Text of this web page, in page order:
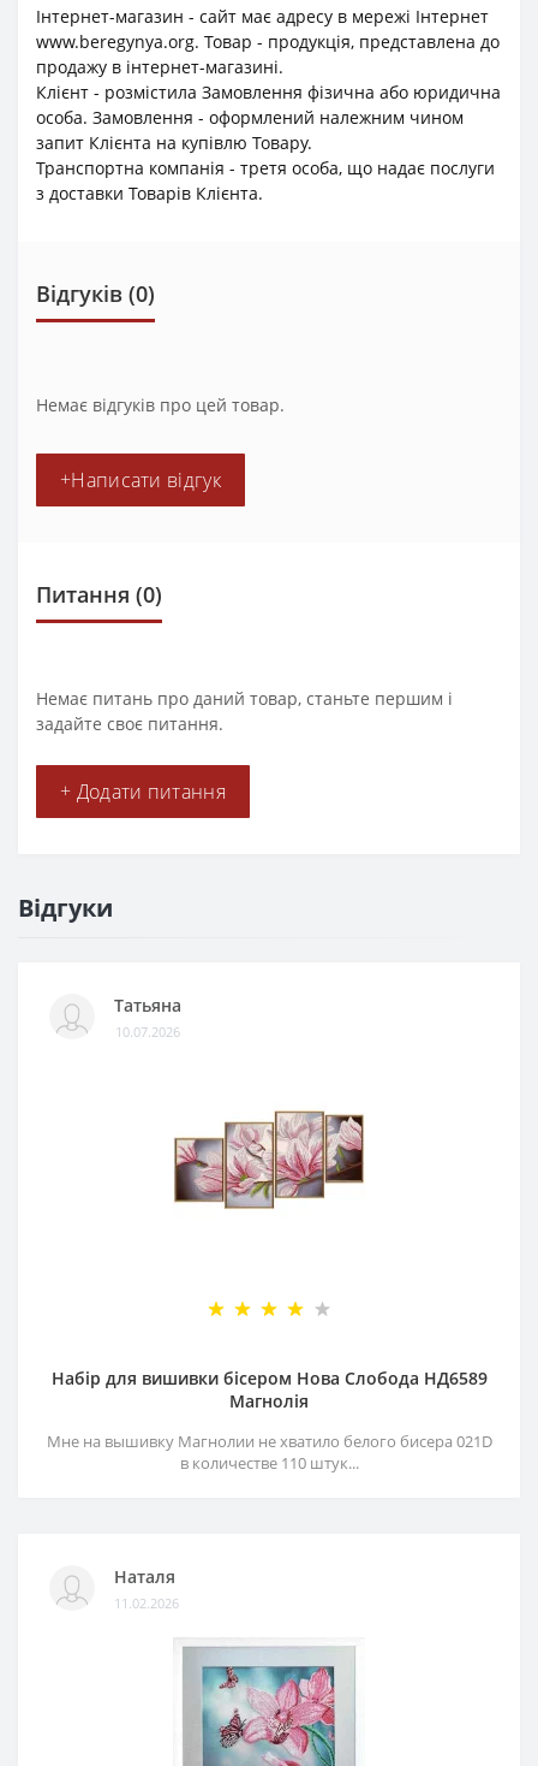
Інтернет-магазин - сайт має адресу в мережі Інтернет
www.beregynya.org. Товар - продукція, представлена до
продажу в інтернет-магазині.
Клієнт - розмістила Замовлення фізична або юридична
особа. Замовлення - оформлений належним чином
запит Клієнта на купівлю Товару.
Транспортна компанія - третя особа, що надає послуги
з доставки Товарів Клієнта.
Відгуків (0)
Немає відгуків про цей товар.
+Написати відгук
Питання (0)
Немає питань про даний товар, станьте першим і
задайте своє питання.
+ Додати питання
Відгуки
Татьяна
10.07.2026
Набір для вишивки бісером Нова Слобода НД6589
Магнолія
Мне на вышивку Магнолии не хватило белого бисера 021D
в количестве 110 штук...
Наталя
11.02.2026